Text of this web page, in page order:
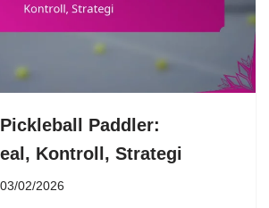
Paddler:
Kontroll, Strategi
03/02/2026